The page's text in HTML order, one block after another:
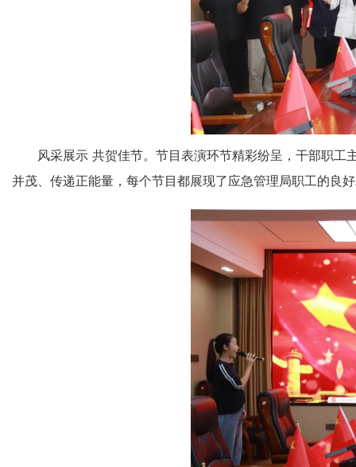
风采展示 共贺佳节。 节目表演环节精彩纷呈，干部职工
并茂、传递正能量，每个节目都展现了应急管理局职工的良